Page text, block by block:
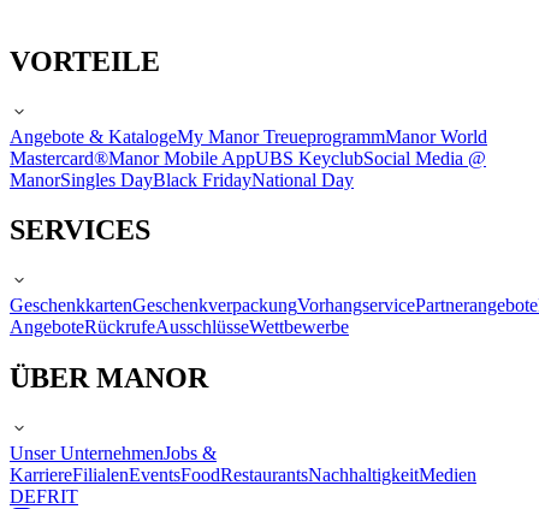
VORTEILE
Angebote & KatalogeMy Manor TreueprogrammManor World
Mastercard®Manor Mobile AppUBS KeyclubSocial Media @
ManorSingles DayBlack FridayNational Day
SERVICES
GeschenkkartenGeschenkverpackungVorhangservicePartnerangebote
AngeboteRückrufeAusschlüsseWettbewerbe
ÜBER MANOR
Unser UnternehmenJobs &
KarriereFilialenEventsFoodRestaurantsNachhaltigkeitMedien
DEFRIT